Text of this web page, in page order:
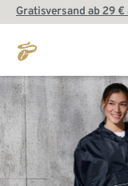
Gratisversand ab 29